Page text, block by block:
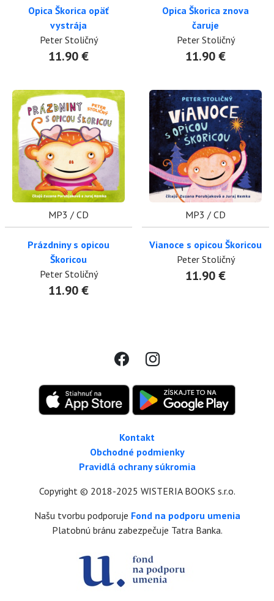
Opica Škorica opäť
vystrája
Peter Stoličný
11.90 €
Opica Škorica znova
čaruje
Peter Stoličný
11.90 €
MP3 / CD
Prázdniny s opicou
Škoricou
Peter Stoličný
11.90 €
MP3 / CD
Vianoce s opicou Škoricou
Peter Stoličný
11.90 €
Kontakt
Obchodné podmienky
Pravidlá ochrany súkromia
Copyright © 2018-2025 WISTERIA BOOKS s.r.o.
Našu tvorbu podporuje Fond na podporu umenia
Platobnú bránu zabezpečuje Tatra Banka.